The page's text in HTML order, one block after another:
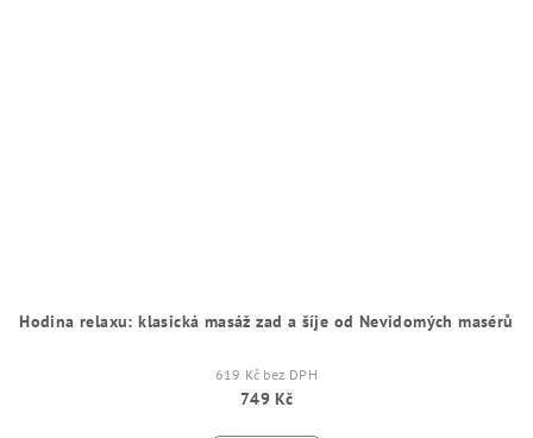
Hodina relaxu: klasická masáž zad a šíje od Nevidomých masérů
619 Kč bez DPH
749 Kč